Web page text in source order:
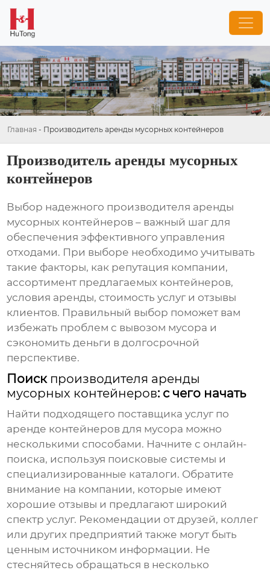
Главная - Производитель аренды мусорных контейнеров
Производитель аренды мусорных
контейнеров
Выбор надежного производителя аренды
мусорных контейнеров – важный шаг для
обеспечения эффективного управления
отходами. При выборе необходимо учитывать
такие факторы, как репутация компании,
ассортимент предлагаемых контейнеров,
условия аренды, стоимость услуг и отзывы
клиентов. Правильный выбор поможет вам
избежать проблем с вывозом мусора и
сэкономить деньги в долгосрочной
перспективе.
Поиск производителя аренды
мусорных контейнеров: с чего начать
Найти подходящего поставщика услуг по
аренде контейнеров для мусора можно
несколькими способами. Начните с онлайн-
поиска, используя поисковые системы и
специализированные каталоги. Обратите
внимание на компании, которые имеют
хорошие отзывы и предлагают широкий
спектр услуг. Рекомендации от друзей, коллег
или других предприятий также могут быть
ценным источником информации. Не
стесняйтесь обращаться в несколько